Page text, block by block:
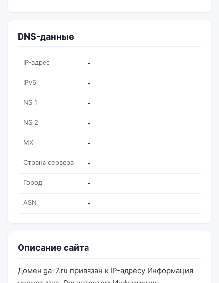
DNS-данные
IP-адрес -
IPv6 -
NS 1 -
NS 2 -
MX -
Страна сервера -
Город -
ASN -
Описание сайта
Домен ga-7.ru привязан к IP-адресу Информация